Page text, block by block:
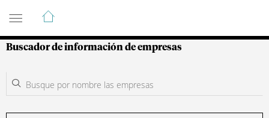
Guía de Empresas Colombianas
Buscador de información de empresas